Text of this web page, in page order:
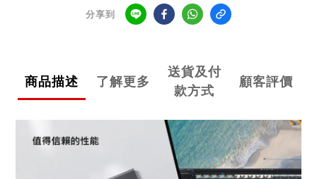
分享到
商品描述 了解更多
送貨及付
款方式
顧客評價